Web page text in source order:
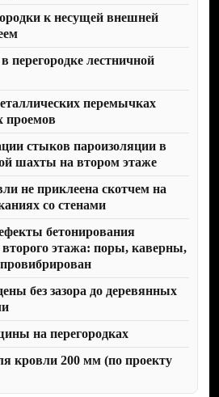
к несущей внешней
перегородке лестничной
перемычках
проемов
стыков пароизоляции в
шахты на втором этаже
не приклеена скотчем на
со стенами
бетонирования
второго этажа: поры, каверны,
без зазора до деревянных
на перегородках
кровли 200 мм (по проекту
квартиры,
обследование
Вам отчет с
описанием в
в
самостоятельно
дефектов.